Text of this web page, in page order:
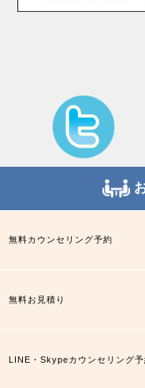
無料カウンセリング予約
無料お見積り
LINE・Skypeカウンセリング予